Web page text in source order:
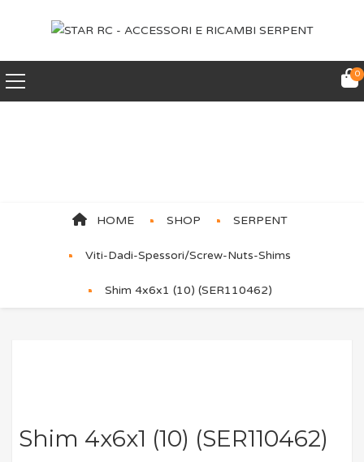
0
HOME SHOP SERPENT
Viti-Dadi-Spessori/Screw-Nuts-Shims
Shim 4x6x1 (10) (SER110462)
Shim 4x6x1 (10) (SER110462)